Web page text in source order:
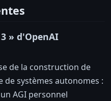
» d'OpenAI
de la construction de
de systèmes autonomes :
AGI personnel